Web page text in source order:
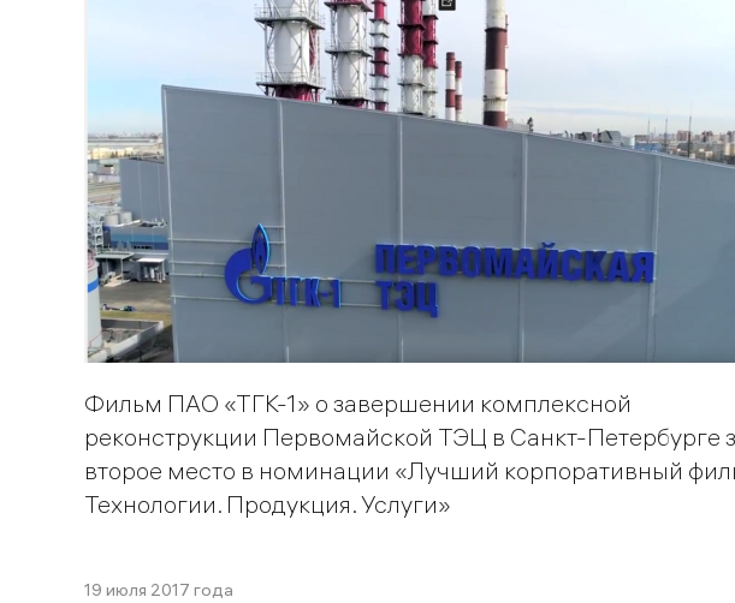
Фильм ПАО «ТГК-1» о завершении комплексной
реконструкции Первомайской ТЭЦ в Санкт-Петербурге
второе место в номинации «Лучший корпоративный
Технологии. Продукция. Услуги»
19 июля 2017 года